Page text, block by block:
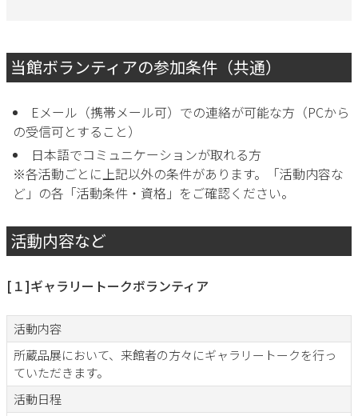
当館ボランティアの参加条件（共通）
Eメール（携帯メール可）での連絡が可能な方（PCから
の受信可とすること）
日本語でコミュニケーションが取れる方
※各活動ごとに上記以外の条件があります。「活動内容な
ど」の各「活動条件・資格」をご確認ください。
活動内容など
[１]ギャラリートークボランティア
活動内容
所蔵品展において、来館者の方々にギャラリートークを行っ
ていただきます。
活動日程